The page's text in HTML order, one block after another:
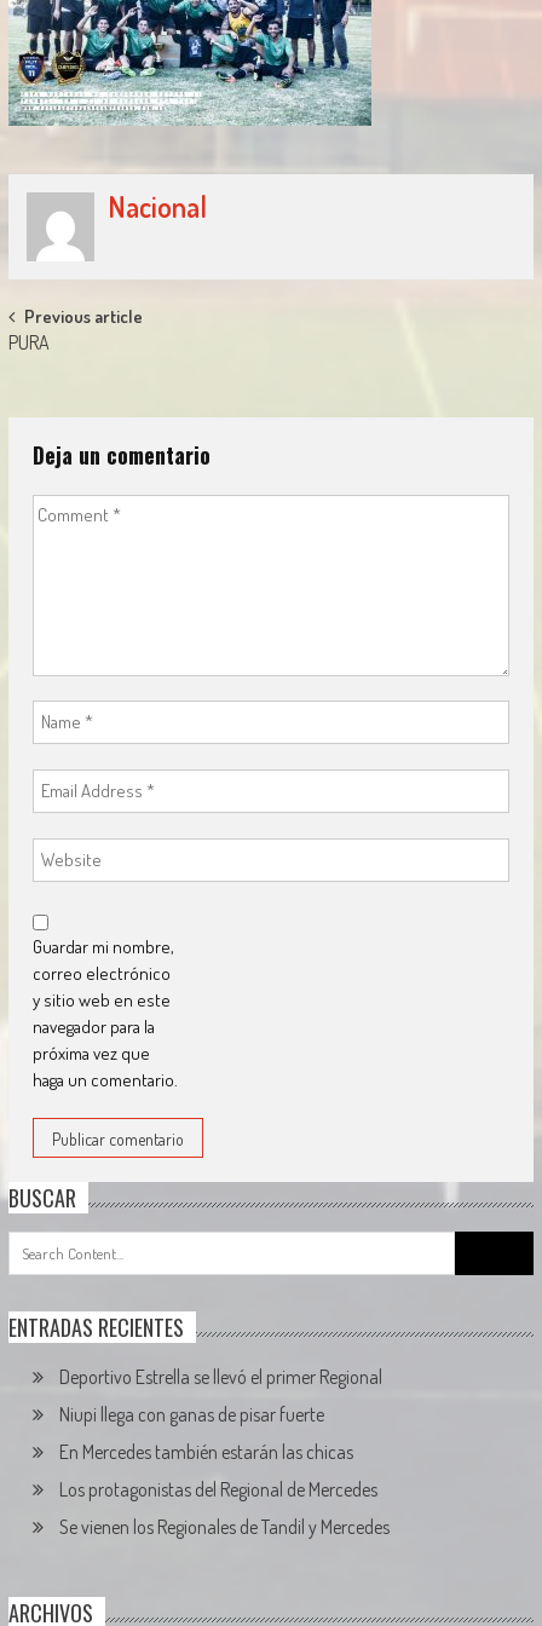
Nacional
Post
navigation
Previous article
PURA
Deja un comentario
Guardar mi nombre,
correo electrónico
y sitio web en este
navegador para la
próxima vez que
haga un comentario.
BUSCAR
for:
ENTRADAS RECIENTES
Deportivo Estrella se llevó el primer Regional
Niupi llega con ganas de pisar fuerte
En Mercedes también estarán las chicas
Los protagonistas del Regional de Mercedes
Se vienen los Regionales de Tandil y Mercedes
ARCHIVOS